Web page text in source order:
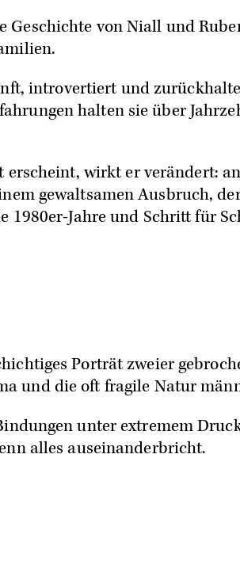
Geschichte von Niall und
introvertiert und
halten sie über
wirkt er verändert:
gewaltsamen Ausbruch,
1980er-Jahre und Schritt für
Porträt zweier
und die oft fragile Natur
unter extremem
alles auseinanderbricht.